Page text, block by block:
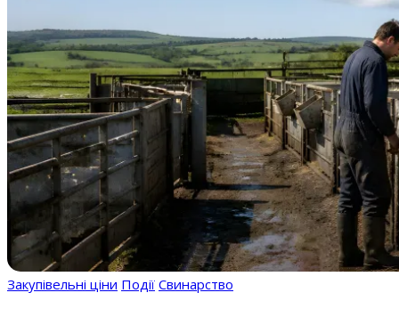
Закупівельні ціни Події Свинарство